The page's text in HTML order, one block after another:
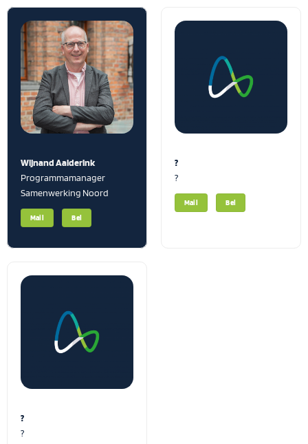
Wijnand Aalderink
Programmamanager
Samenwerking Noord
Mail Bel
?
?
Mail Bel
?
?